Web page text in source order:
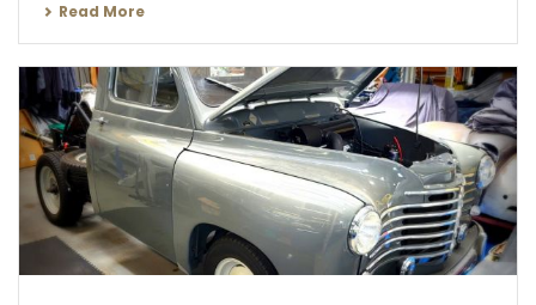
Read More